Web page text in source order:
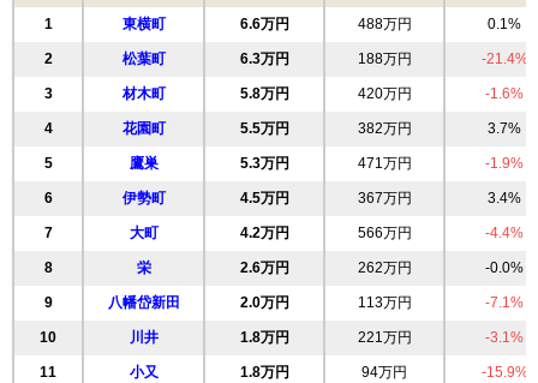
1 東横町 6.6万円 488万円 0.1%
2 松葉町 6.3万円 188万円 -21.4%
3 材木町 5.8万円 420万円 -1.6%
4 花園町 5.5万円 382万円 3.7%
5 鷹巣 5.3万円 471万円 -1.9%
6 伊勢町 4.5万円 367万円 3.4%
7 大町 4.2万円 566万円 -4.4%
8 栄 2.6万円 262万円 -0.0%
9 八幡岱新田 2.0万円 113万円 -7.1%
10 川井 1.8万円 221万円 -3.1%
11 小又 1.8万円 94万円 -15.9%